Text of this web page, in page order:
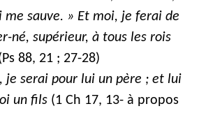
me sauve. » Et moi, je ferai de
né, supérieur, à tous les rois
88, 21 ; 27-28)
je serai pour lui un père ; et lui
un fils (1 Ch 17, 13- à propos